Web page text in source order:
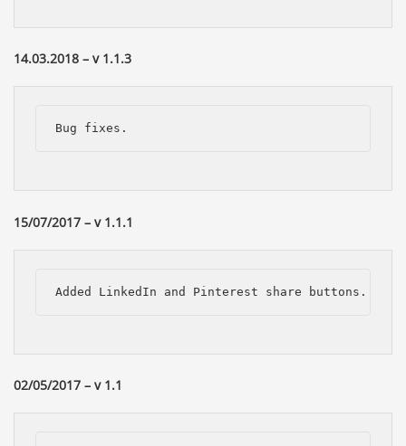
14.03.2018 – v 1.1.3
Bug fixes.
15/07/2017 – v 1.1.1
Added LinkedIn and Pinterest share buttons.
02/05/2017 – v 1.1